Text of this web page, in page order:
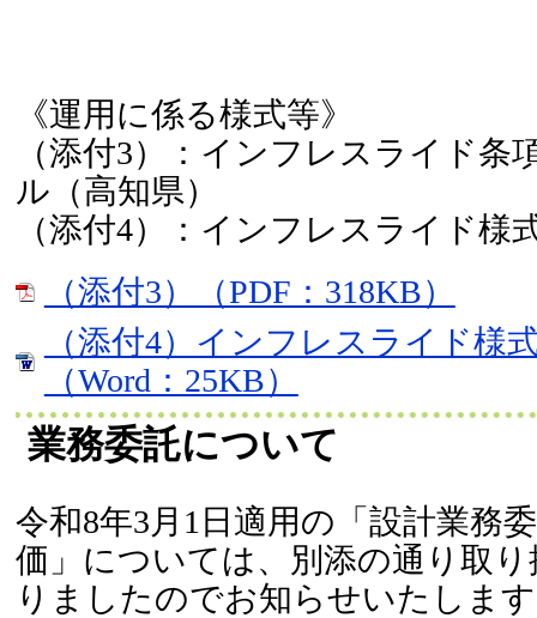
《運用に係る様式等》
（添付3）：インフレスライド条
ル（高知県）
（添付4）：インフレスライド様
（添付3）（PDF：318KB）
（添付4）インフレスライド様
（Word：25KB）
業務委託について
令和8年3月1日適用の「設計業務
価」については、別添の通り取
りましたのでお知らせいたしま